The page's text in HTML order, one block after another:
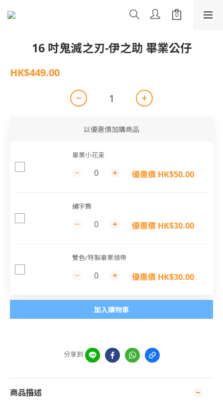
16 吋鬼滅之刃-伊之助 畢業公仔
HK$449.00
以優惠價加購商品
畢業小花束
優惠價 HK$50.00
繡字費
優惠價 HK$30.00
雙色/特製畢業領帶
優惠價 HK$30.00
加入購物車
分享到
商品描述